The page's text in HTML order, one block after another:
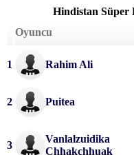
Hindistan Süper
Oyuncu
1 Rahim Ali
2 Puitea
3
Vanlalzuidika
Chhakchhuak